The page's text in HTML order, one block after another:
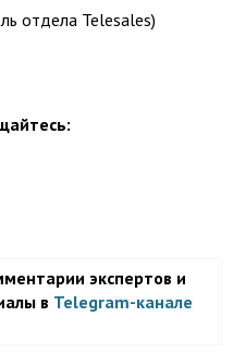
отдела Telesales)
экспертов и
в Telegram-канале